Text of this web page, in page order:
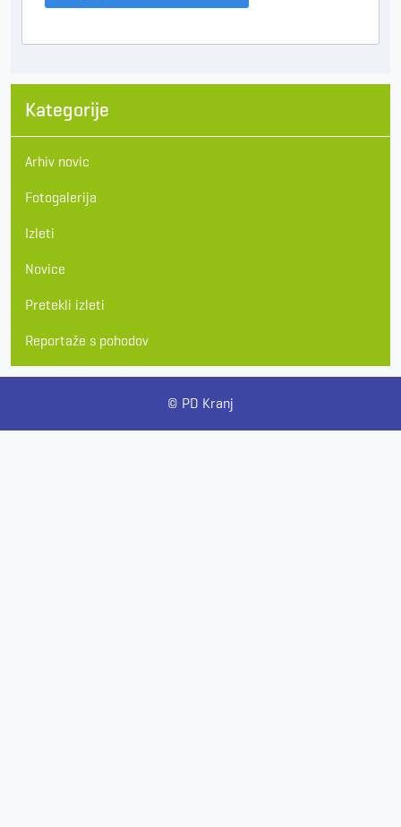
Kategorije
Arhiv novic
Fotogalerija
Izleti
Novice
Pretekli izleti
Reportaže s pohodov
© PD Kranj